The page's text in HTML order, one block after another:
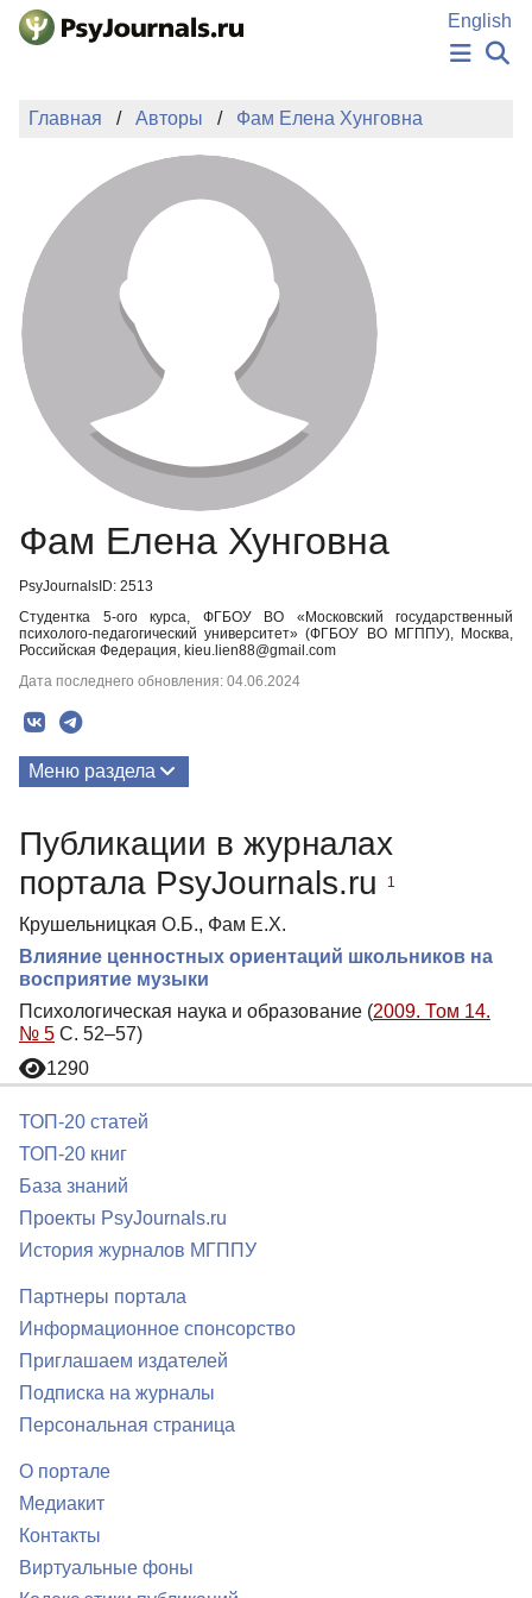
Перейти к основному содержанию
English
НОВОСТИ
АВТОРЫ
ПОДАТЬ РУКОПИСЬ
БАЗА ЗНАНИЙ
КЛЮЧЕВЫЕ СЛОВА
Регистрация
Главная Авторы Фам Елена Хунговна
Фам Елена Хунговна
PsyJournalsID: 2513
Студентка 5-ого курса, ФГБОУ ВО «Московский государственный
психолого-педагогический университет» (ФГБОУ ВО МГППУ), Москва,
Российская Федерация, kieu.lien88@gmail.com
Дата последнего обновления: 04.06.2024
Меню раздела
Биография
Публикации в журналах
портала PsyJournals.ru
1
Крушельницкая О.Б., Фам Е.Х.
Влияние ценностных ориентаций школьников на
восприятие музыки
Психологическая наука и образование (2009. Том 14.
№ 5 С. 52–57)
1290
ТОП-20 статей
ТОП-20 книг
База знаний
Проекты PsyJournals.ru
История журналов МГППУ
Партнеры портала
Информационное спонсорство
Приглашаем издателей
Подписка на журналы
Персональная страница
О портале
Медиакит
Контакты
Виртуальные фоны